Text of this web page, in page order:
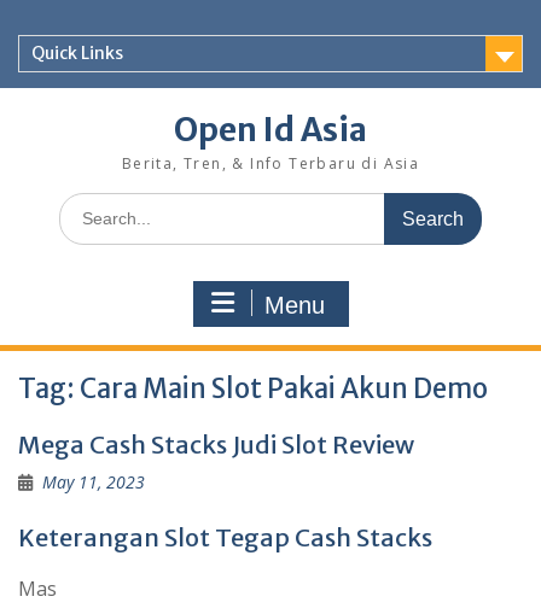
contentQuick Links
Open Id Asia
Berita, Tren, & Info Terbaru di Asia
Search
for:
Menu
Tag: Cara Main Slot Pakai Akun Demo
Mega Cash Stacks Judi Slot Review
May 11, 2023
Keterangan Slot Tegap Cash Stacks
Mas